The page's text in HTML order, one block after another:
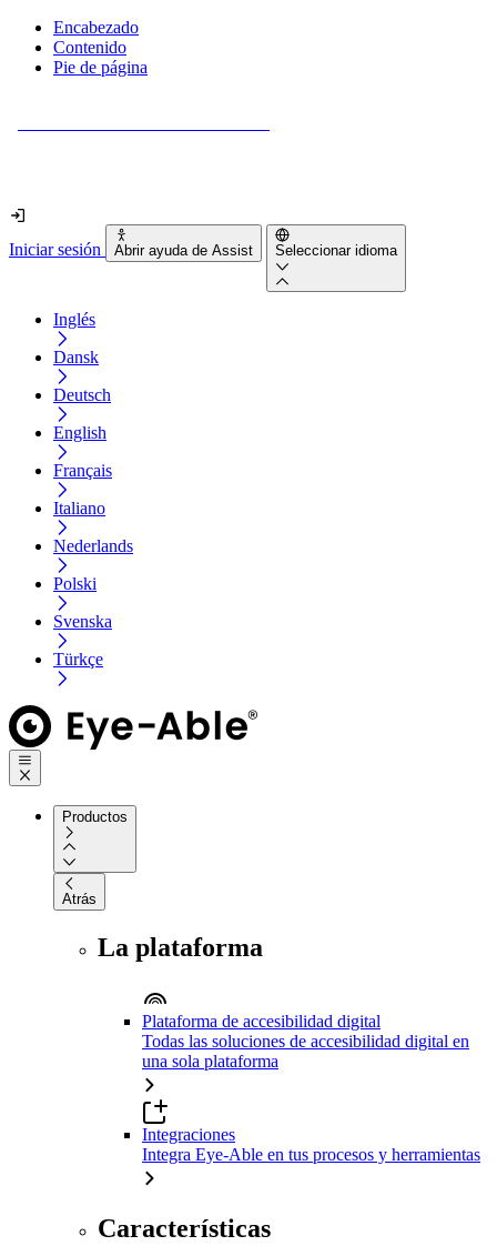
Encabezado
Contenido
Pie de página
Iniciar sesión Abrir ayuda de Assist Seleccionar idioma
Inglés
Dansk
Deutsch
English
Français
Italiano
Nederlands
Polski
Svenska
Türkçe
Productos
Atrás
La plataforma
Plataforma de accesibilidad digital
Todas las soluciones de accesibilidad digital en
una sola plataforma
Integraciones
Integra Eye-Able en tus procesos y herramientas
Características